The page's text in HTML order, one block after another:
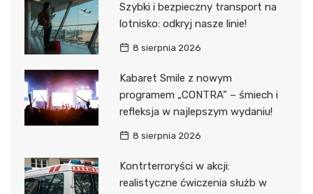
Szybki i bezpieczny transport na
lotnisko: odkryj nasze linie!
8 sierpnia 2026
Kabaret Smile z nowym
programem „CONTRA” – śmiech i
refleksja w najlepszym wydaniu!
8 sierpnia 2026
Kontrterroryści w akcji:
realistyczne ćwiczenia służb w